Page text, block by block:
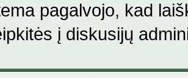
pagalvojo, kad
į diskusijų